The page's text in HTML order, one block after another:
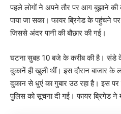
पहले लोगों ने अपने तौर पर आग बुझाने
पाया जा सका। फायर ब्रिगेड के पहुंचने
जिससे अंदर पानी की बौछार की गई।
घटना सुबह 10 बजे के करीब की है। संडे
दुकानें ही खुली थीं। इस दौरान बाजार
दुकान से धुएं का गुबार उठ रहा है। इस
पुलिस को सूचना दी गई। फायर ब्रिगेड ने